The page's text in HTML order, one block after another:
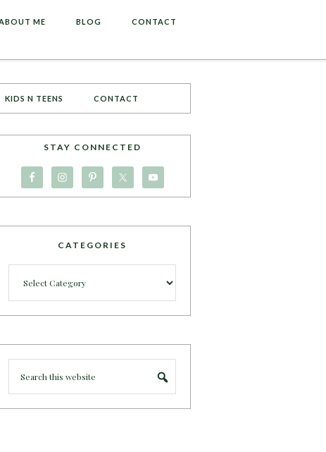
ME BLOG CONTACT
KIDS N TEENS CONTACT
STAY CONNECTED
CATEGORIES